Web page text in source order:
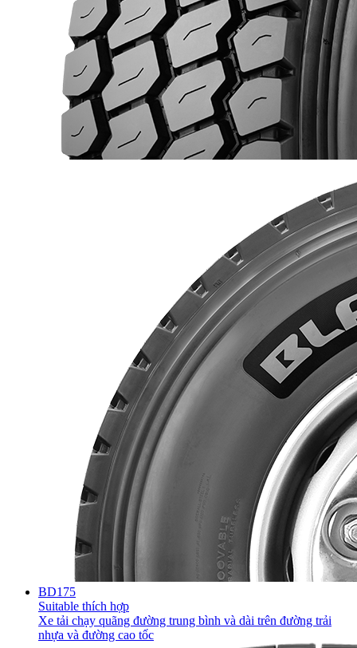
BD175
Suitable thích hợp
Xe tải chạy quãng đường trung bình và dài trên đường trải
nhựa và đường cao tốc